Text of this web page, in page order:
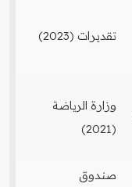
تقديرات (2023)
وزارة الرياضة
(2021)
صندوق